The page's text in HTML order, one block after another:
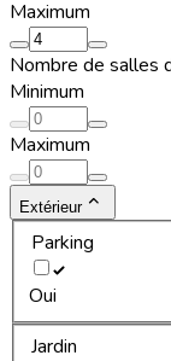
Maximum
Nombre de salles
Minimum
Maximum
Extérieur
Parking
Oui
Jardin